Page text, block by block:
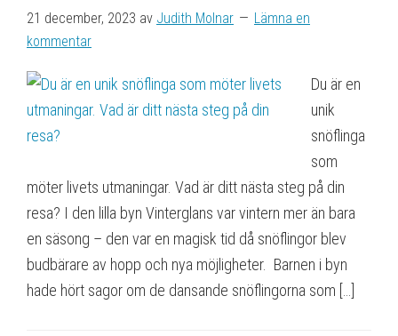
21 december, 2023 av Judith Molnar
Lämna en
kommentar
Du är en
unik
snöflinga
som
möter livets utmaningar. Vad är ditt nästa steg på din
resa? I den lilla byn Vinterglans var vintern mer än bara
en säsong – den var en magisk tid då snöflingor blev
budbärare av hopp och nya möjligheter. Barnen i byn
hade hört sagor om de dansande snöflingorna som […]